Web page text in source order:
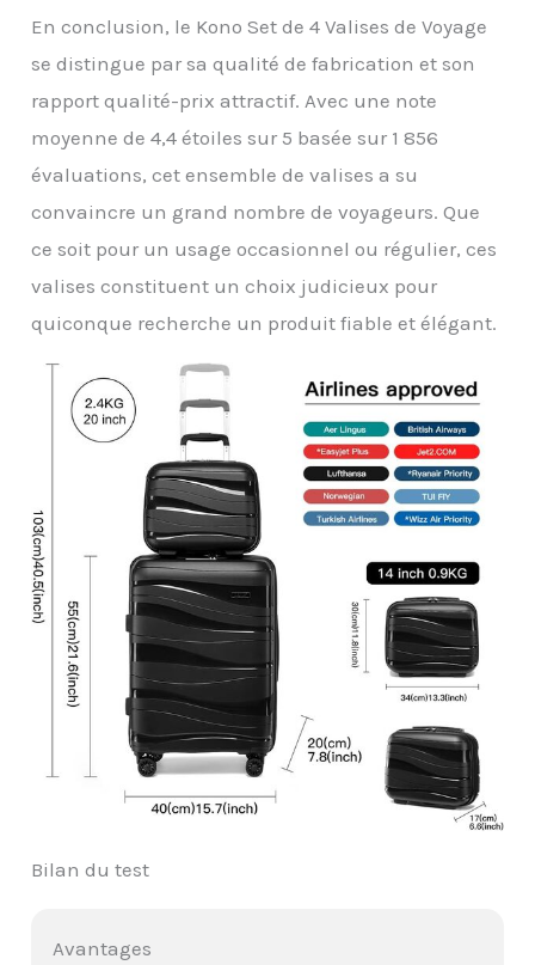
En conclusion, le Kono Set de 4 Valises de Voyage
se distingue par sa qualité de fabrication et son
rapport qualité-prix attractif. Avec une note
moyenne de 4,4 étoiles sur 5 basée sur 1 856
évaluations, cet ensemble de valises a su
convaincre un grand nombre de voyageurs. Que
ce soit pour un usage occasionnel ou régulier, ces
valises constituent un choix judicieux pour
quiconque recherche un produit fiable et élégant.
Bilan du test
Avantages